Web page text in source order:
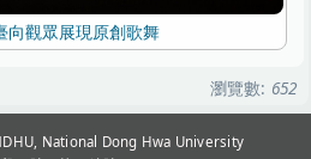
向觀眾展現原創歌舞
瀏覽數: 652
National Dong Hwa University